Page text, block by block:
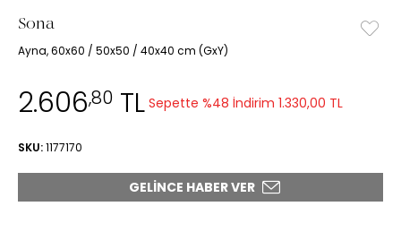
Sona
Ayna, 60x60 / 50x50 / 40x40 cm (GxY)
2.606,80 TL Sepette %48 İndirim 1.330,00 TL
SKU:1177170
GELINCE HABER VER